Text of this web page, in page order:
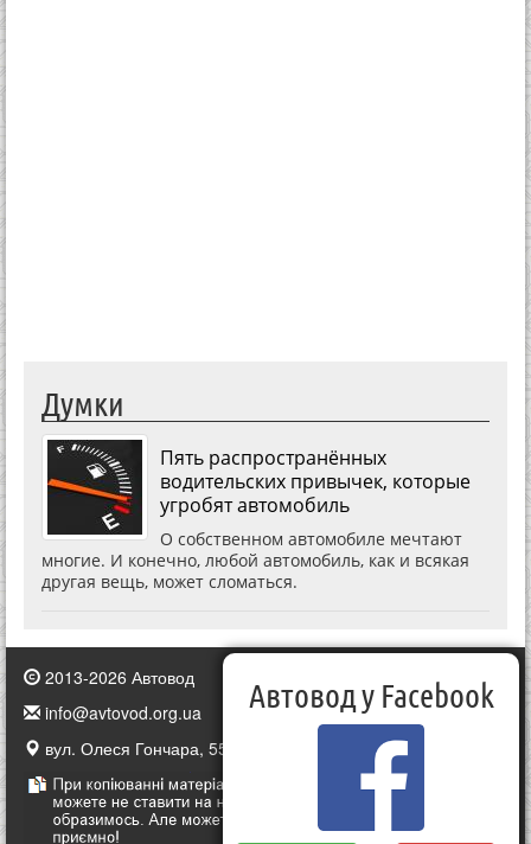
Думки
Пять распространённых
водительских привычек, которые
угробят автомобиль
О собственном автомобиле мечтают
многие. И конечно, любой автомобиль, как и всякая
другая вещь, может сломаться.
2013-2026 Автовод
info@avtovod.org.ua
вул. Олеся Гончара, 55, Київ, Україна
Автовод у Facebook